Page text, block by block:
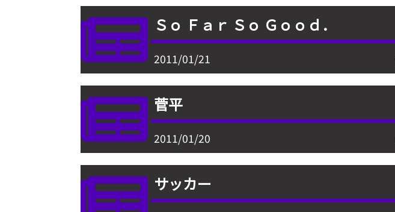
Ｓｏ Ｆａｒ Ｓｏ Ｇｏｏｄ．
2011/01/21
菅平
2011/01/20
サッカー